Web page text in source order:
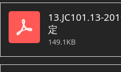
13.JC101.13-
定
149.1KB